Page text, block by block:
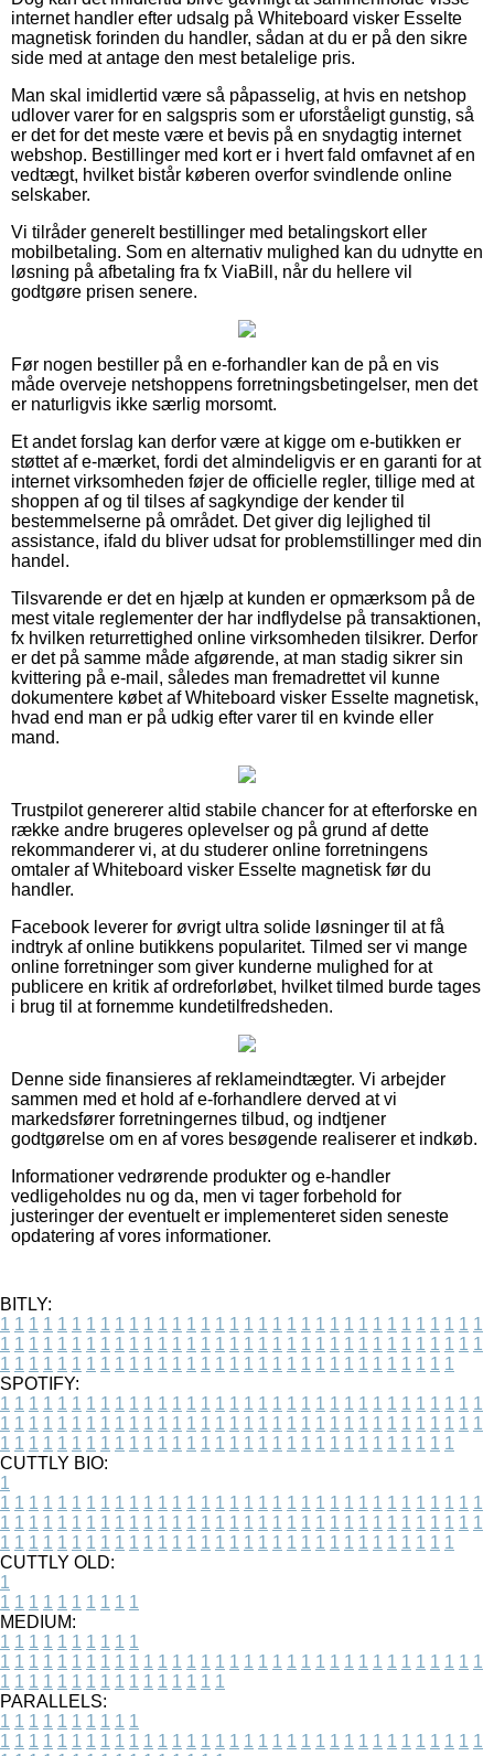
internet handler efter udsalg på Whiteboard visker Esselte
magnetisk forinden du handler, sådan at du er på den sikre
side med at antage den mest betalelige pris.
Man skal imidlertid være så påpasselig, at hvis en netshop
udlover varer for en salgspris som er uforståeligt gunstig, så
er det for det meste være et bevis på en snydagtig internet
webshop. Bestillinger med kort er i hvert fald omfavnet af en
vedtægt, hvilket bistår køberen overfor svindlende online
selskaber.
Vi tilråder generelt bestillinger med betalingskort eller
mobilbetaling. Som en alternativ mulighed kan du udnytte en
løsning på afbetaling fra fx ViaBill, når du hellere vil
godtgøre prisen senere.
Før nogen bestiller på en e-forhandler kan de på en vis
måde overveje netshoppens forretningsbetingelser, men det
er naturligvis ikke særlig morsomt.
Et andet forslag kan derfor være at kigge om e-butikken er
støttet af e-mærket, fordi det almindeligvis er en garanti for at
internet virksomheden føjer de officielle regler, tillige med at
shoppen af og til tilses af sagkyndige der kender til
bestemmelserne på området. Det giver dig lejlighed til
assistance, ifald du bliver udsat for problemstillinger med din
handel.
Tilsvarende er det en hjælp at kunden er opmærksom på de
mest vitale reglementer der har indflydelse på transaktionen,
fx hvilken returrettighed online virksomheden tilsikrer. Derfor
er det på samme måde afgørende, at man stadig sikrer sin
kvittering på e-mail, således man fremadrettet vil kunne
dokumentere købet af Whiteboard visker Esselte magnetisk,
hvad end man er på udkig efter varer til en kvinde eller
mand.
Trustpilot genererer altid stabile chancer for at efterforske en
række andre brugeres oplevelser og på grund af dette
rekommanderer vi, at du studerer online forretningens
omtaler af Whiteboard visker Esselte magnetisk før du
handler.
Facebook leverer for øvrigt ultra solide løsninger til at få
indtryk af online butikkens popularitet. Tilmed ser vi mange
online forretninger som giver kunderne mulighed for at
publicere en kritik af ordreforløbet, hvilket tilmed burde tages
i brug til at fornemme kundetilfredsheden.
Denne side finansieres af reklameindtægter. Vi arbejder
sammen med et hold af e-forhandlere derved at vi
markedsfører forretningernes tilbud, og indtjener
godtgørelse om en af vores besøgende realiserer et indkøb.
Informationer vedrørende produkter og e-handler
vedligeholdes nu og da, men vi tager forbehold for
justeringer der eventuelt er implementeret siden seneste
opdatering af vores informationer.
BITLY:
1 1 1 1 1 1 1 1 1 1 1 1 1 1 1 1 1 1 1 1 1 1 1 1 1 1 1 1 1 1 1 1 1 1
1 1 1 1 1 1 1 1 1 1 1 1 1 1 1 1 1 1 1 1 1 1 1 1 1 1 1 1 1 1 1 1 1 1
1 1 1 1 1 1 1 1 1 1 1 1 1 1 1 1 1 1 1 1 1 1 1 1 1 1 1 1 1 1 1 1
SPOTIFY:
1 1 1 1 1 1 1 1 1 1 1 1 1 1 1 1 1 1 1 1 1 1 1 1 1 1 1 1 1 1 1 1 1 1
1 1 1 1 1 1 1 1 1 1 1 1 1 1 1 1 1 1 1 1 1 1 1 1 1 1 1 1 1 1 1 1 1 1
1 1 1 1 1 1 1 1 1 1 1 1 1 1 1 1 1 1 1 1 1 1 1 1 1 1 1 1 1 1 1 1
CUTTLY BIO:
1
1 1 1 1 1 1 1 1 1 1 1 1 1 1 1 1 1 1 1 1 1 1 1 1 1 1 1 1 1 1 1 1 1 1
1 1 1 1 1 1 1 1 1 1 1 1 1 1 1 1 1 1 1 1 1 1 1 1 1 1 1 1 1 1 1 1 1 1
1 1 1 1 1 1 1 1 1 1 1 1 1 1 1 1 1 1 1 1 1 1 1 1 1 1 1 1 1 1 1 1
CUTTLY OLD:
1
1 1 1 1 1 1 1 1 1 1
MEDIUM:
1 1 1 1 1 1 1 1 1 1
1 1 1 1 1 1 1 1 1 1 1 1 1 1 1 1 1 1 1 1 1 1 1 1 1 1 1 1 1 1 1 1 1 1
1 1 1 1 1 1 1 1 1 1 1 1 1 1 1 1
PARALLELS:
1 1 1 1 1 1 1 1 1 1
1 1 1 1 1 1 1 1 1 1 1 1 1 1 1 1 1 1 1 1 1 1 1 1 1 1 1 1 1 1 1 1 1 1